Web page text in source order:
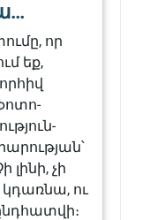
որ
եք,
լինի, չի
ու